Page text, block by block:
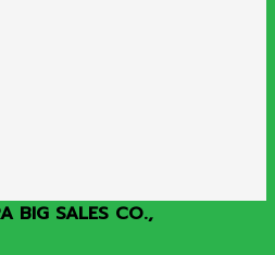
BIG SALES CO.,